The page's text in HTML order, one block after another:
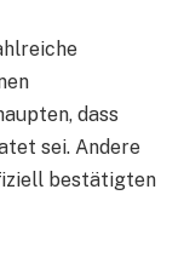
dass
sei. Andere
bestätigten